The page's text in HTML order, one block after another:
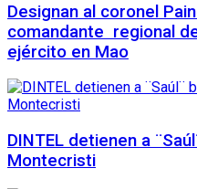
Designan al coronel
comandante regional
ejército en Mao
DINTEL detienen a
Montecristi